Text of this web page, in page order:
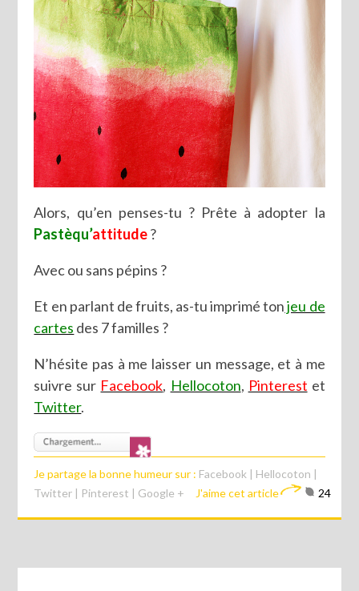
Alors, qu’en penses-tu ? Prête à adopter la
Pastèqu’attitude?
Avec ou sans pépins ?
Et en parlant de fruits, as-tu imprimé tonjeu de
cartes des 7 familles ?
N’hésite pas à me laisser un message, et à me
suivre sur Facebook, Hellocoton, Pinterest et
Twitter.
Je partage la bonne humeur sur : Facebook | Hellocoton |
Twitter | Pinterest | Google + J'aime cet article 24